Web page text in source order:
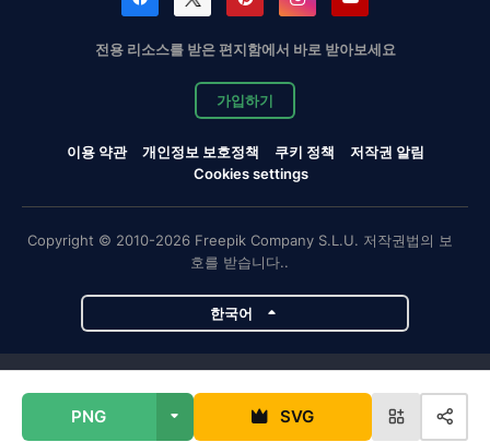
PNG SVG
전용 리소스를 받은 편지함에서 바로 받아보세요
가입하기
이용 약관 개인정보 보호정책 쿠키 정책
저작권 알림
Cookies settings
Copyright © 2010-2026 Freepik Company S.L.U. 저작권법의 보
호를 받습니다..
한국어